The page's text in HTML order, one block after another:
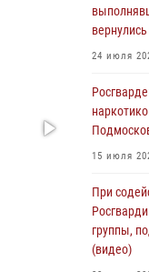
31 июля
(видео)
31 июля
В Главном
юбилею
24 июля
15 июля
При
группы,
(видео)